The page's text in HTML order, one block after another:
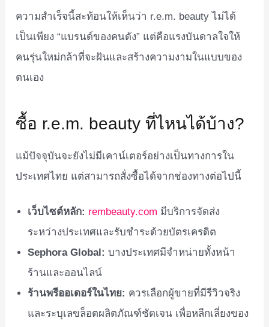
ความสำเร็จนี้สะท้อนให้เห็นว่า r.e.m. beauty ไม่ได้
เป็นเพียง “แบรนด์ของคนดัง” แต่คือแรงบันดาลใจให้
คนรุ่นใหม่กล้าที่จะฝันและสร้างความงามในแบบของ
ตนเอง
ซื้อ r.e.m. beauty ที่ไหนได้บ้าง?
แม้ปัจจุบันจะยังไม่มีเคาน์เตอร์อย่างเป็นทางการใน
ประเทศไทย แต่สามารถสั่งซื้อได้จากช่องทางต่อไปนี้
เว็บไซต์หลัก: rembeauty.com มีบริการจัดส่ง
ระหว่างประเทศและรับชำระด้วยบัตรเครดิต
Sephora Global: บางประเทศมีจำหน่ายทั้งหน้า
ร้านและออนไลน์
ร้านพรีออเดอร์ในไทย: ควรเลือกผู้ขายที่มีรีวิวจริง
และระบุเลขล็อตผลิตภัณฑ์ชัดเจน เพื่อหลีกเลี่ยงของ